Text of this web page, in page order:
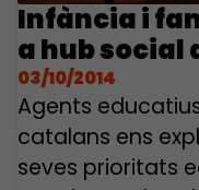
Infància i
a hub social
03/10/2014
Agents
catalans ens
seves prioritats